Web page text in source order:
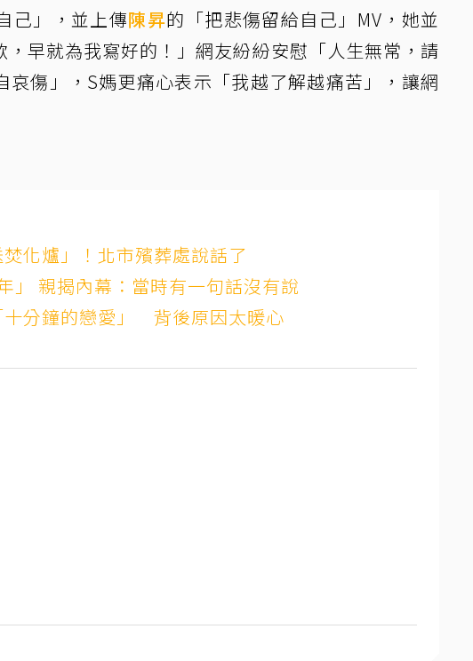
己」，並上傳陳昇的「把悲傷留給自己」MV，她並
早就為我寫好的！」網友紛紛安慰「人生無常，請
傷」，S媽更痛心表示「我越了解越痛苦」，讓網
化爐」！北市殯葬處說話了
」 親揭內幕：當時有一句話沒有說
十分鐘的戀愛」 背後原因太暖心